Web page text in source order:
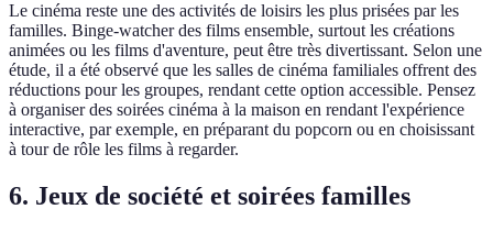
Le cinéma reste une des activités de loisirs les plus prisées par les
familles. Binge-watcher des films ensemble, surtout les créations
animées ou les films d'aventure, peut être très divertissant. Selon une
étude, il a été observé que les salles de cinéma familiales offrent des
réductions pour les groupes, rendant cette option accessible. Pensez
à organiser des soirées cinéma à la maison en rendant l'expérience
interactive, par exemple, en préparant du popcorn ou en choisissant
à tour de rôle les films à regarder.
6. Jeux de société et soirées familles